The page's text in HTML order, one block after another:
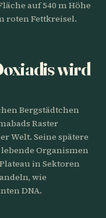
auf 540 m Höhe
roten Fettkreisel.
wird
Bergstädtchen
Raster
Welt. Seine spätere
Organismen
in Sektoren
wie
DNA.